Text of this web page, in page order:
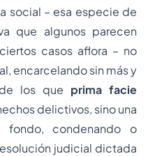
social – esa especie de
que algunos parecen
casos aflora – no
encarcelando sin más y
los que prima facie
delictivos, sino una
fondo, condenando o
judicial dictada